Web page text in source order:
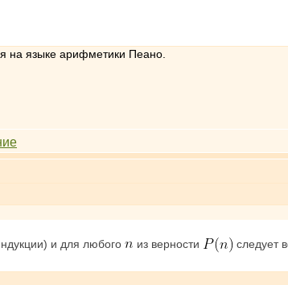
на языке арифметики Пеано.
и для любого из верности следует